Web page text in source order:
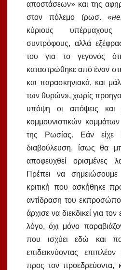
αποστάσεων» και της
στον πόλεμο (ρωσ. «
κύριους
συντρόφους, αλλά
του για το γεγονός
καταστρώθηκε από έναν
και παρασκηνιακά, και
των θυρών», χωρίς
υπόψη οι απόψεις και
κομμουνιστικών
της Ρωσίας. Εάν είχε
διαβούλευση, ίσως θα
αποφευχθεί ορισμένες
Πρέπει να
κριτική που ασκήθηκε
αντίδραση του
άρχισε να διεκδικεί για
λόγο, όχι μόνο
που ισχύει εδώ και
επιδεικνύοντας
προς τον προεδρεύοντα,